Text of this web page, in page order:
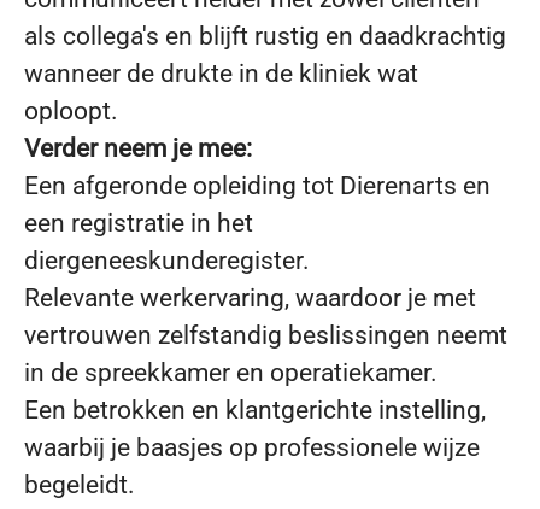
als collega's en blijft rustig en daadkrachtig
wanneer de drukte in de kliniek wat
oploopt.
Verder neem je mee:
Een afgeronde opleiding tot Dierenarts en
een registratie in het
diergeneeskunderegister.
Relevante werkervaring, waardoor je met
vertrouwen zelfstandig beslissingen neemt
in de spreekkamer en operatiekamer.
Een betrokken en klantgerichte instelling,
waarbij je baasjes op professionele wijze
begeleidt.